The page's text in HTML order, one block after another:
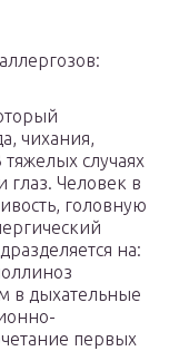
чихания,
случаях
глаз. Человек в
головную
на:
в дыхательные
первых